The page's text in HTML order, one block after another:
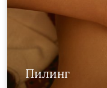
Пилинг